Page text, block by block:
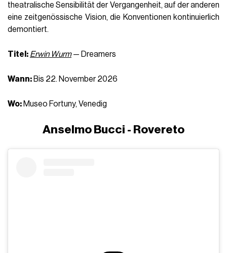
theatralische Sensibilität der Vergangenheit, auf der anderen
eine zeitgenössische Vision, die Konventionen kontinuierlich
demontiert.
Titel: Erwin Wurm— Dreamers
Wann: Bis 22. November 2026
Wo: Museo Fortuny, Venedig
Anselmo Bucci - Rovereto